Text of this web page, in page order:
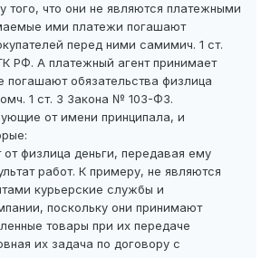
того, что они не являются платежными
ими платежи погашают
перед ними самимич. 1 ст.
РФ. А платежный агент принимает
погашают обязательства физлица
1 ст. 3 Закона № 103-ФЗ.
от имени принципала, и
физлица деньги, передавая ему
работ. К примеру, не являются
курьерские службы и
поскольку они принимают
товары при их передаче
их задача по договору с